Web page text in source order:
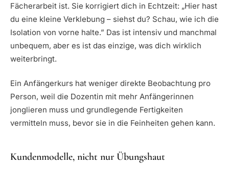
Fächerarbeit ist. Sie korrigiert dich in Echtzeit: „Hier hast
du eine kleine Verklebung – siehst du? Schau, wie ich die
Isolation von vorne halte.” Das ist intensiv und manchmal
unbequem, aber es ist das einzige, was dich wirklich
weiterbringt.
Ein Anfängerkurs hat weniger direkte Beobachtung pro
Person, weil die Dozentin mit mehr Anfängerinnen
jonglieren muss und grundlegende Fertigkeiten
vermitteln muss, bevor sie in die Feinheiten gehen kann.
Kundenmodelle, nicht nur Übungshaut